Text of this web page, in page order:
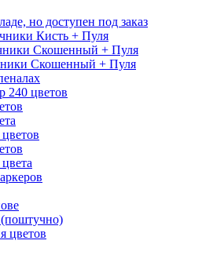
но доступен под заказ
Кисть + Пуля
Скошенный + Пуля
Скошенный + Пуля
240 цветов
цветов